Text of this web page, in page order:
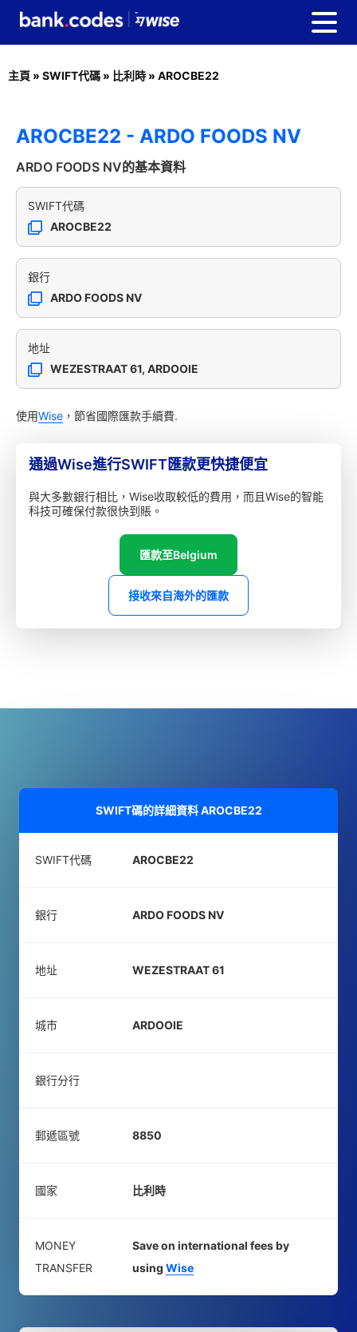
主頁 » SWIFT代碼 » 比利時 » AROCBE22
AROCBE22 - ARDO FOODS NV
ARDO FOODS NV的基本資料
SWIFT代碼
AROCBE22
銀行
ARDO FOODS NV
地址
WEZESTRAAT 61, ARDOOIE
使用Wise ，節省國際匯款手續費.
通過Wise進行SWIFT匯款更快捷便宜
與大多數銀行相比，Wise收取較低的費用，而且Wise的智能
科技可確保付款很快到賬。
匯款至Belgium
接收來自海外的匯款
SWIFT碼的詳細資料AROCBE22
SWIFT代碼 AROCBE22
銀行 ARDO FOODS NV
地址 WEZESTRAAT 61
城市 ARDOOIE
銀行分行
郵遞區號 8850
國家 比利時
MONEY
TRANSFER
Save on international fees by
using Wise